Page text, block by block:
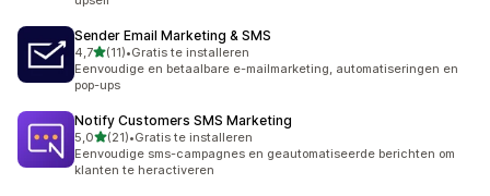
Sender Email Marketing & SMS
4,7van 5 sterren
(11)
11 recensies in totaal
•Gratis te installeren
Eenvoudige en betaalbare e-mailmarketing, automatiseringen en
pop-ups
Notify Customers SMS Marketing
5,0van 5 sterren
(21)
21 recensies in totaal
•Gratis te installeren
Eenvoudige sms-campagnes en geautomatiseerde berichten om
klanten te heractiveren